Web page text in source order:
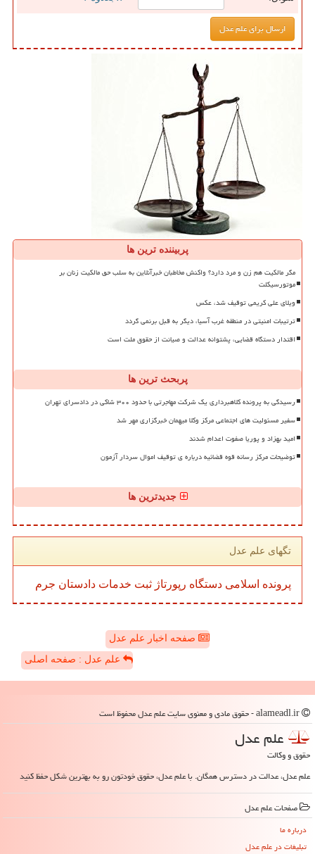
پربیننده ترین ها
مگر مالکیت هم زن و مرد دارد؟ واکنش مخاطبان خبرآنلاین به سلب حق مالکیت زنان بر
موتورسیکلت
ویلای علی کریمی توقیف شد، عکس
ترتیبات امنیتی در منطقه غرب آسیا، دیگر به قبل برنمی گردد
اقتدار دستگاه قضایی، پشتوانه عدالت و صیانت از حقوق ملت است
پربحث ترین ها
رسیدگی به پرونده کلاهبرداری یک شرکت مهاجرتی با حدود ۳۰۰ شاکی در دادسرای تهران
سفیر مسئولیت های اجتماعی مرکز وکلا میهمان خبرگزاری مهر شد
امید بهزاد و پوریا صفوت اعدام شدند
توضیحات مرکز رسانه قوه قضائیه درباره ی توقیف اموال سردار آزمون
جدیدترین ها
تگهای علم عدل
پرونده اسلامی دستگاه رپورتاژ ثبت خدمات دادستان جرم
صفحه اخبار علم عدل
علم عدل : صفحه اصلی
علم عدل
حقوق و وکالت
علم عدل، عدالت در دسترس همگان. با علم عدل، حقوق خودتون رو به بهترین شکل حفظ کنید
صفحات علم عدل
درباره ما
تبلیغات در علم عدل